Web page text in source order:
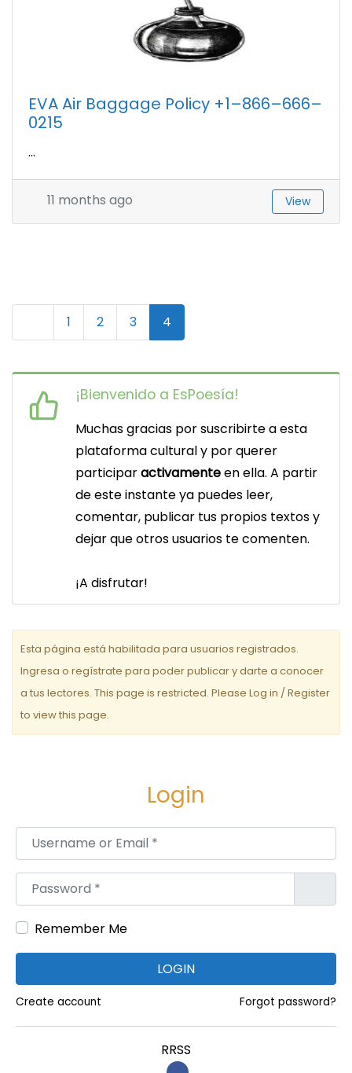
EVA Air Baggage Policy +1–866–666–
0215
...
11 months ago View
a
v
e
e
n
t
d
a
s
Newer posts
1 2 3 4
¡Bienvenido a EsPoesía!
Muchas gracias por suscribirte a esta
plataforma cultural y por querer
participaractivamenteen ella. A partir
de este instante ya puedes leer,
comentar, publicar tus propios textos y
dejar que otros usuarios te comenten.
¡A disfrutar!
Esta página está habilitada para usuarios registrados.
Ingresa o regístrate para poder publicar y darte a conocer
a tus lectores. This page is restricted. Please Log in / Register
to view this page.
Login
Username or Email*
Password*
Remember Me
LOGIN
Create account Forgot password?
RRSS